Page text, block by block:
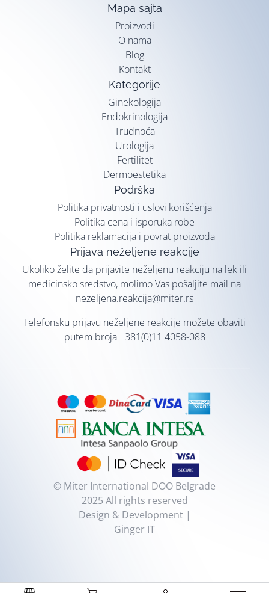
Mapa sajta
Proizvodi
O nama
Blog
Kontakt
Kategorije
Ginekologija
Endokrinologija
Trudnoća
Urologija
Fertilitet
Dermoestetika
Podrška
Politika privatnosti i uslovi korišćenja
Politika cena i isporuka robe
Politika reklamacija i povrat proizvoda
Prijava neželjene reakcije
Ukoliko želite da prijavite neželjenu reakciju na lek ili
medicinsko sredstvo, molimo Vas pošaljite mail na
nezeljena.reakcija@miter.rs
Telefonsku prijavu neželjene reakcije možete obaviti
putem broja +381(0)11 4058-088
Design & Development |
Ginger IT
© Miter International DOO Belgrade
2025 All rights reserved